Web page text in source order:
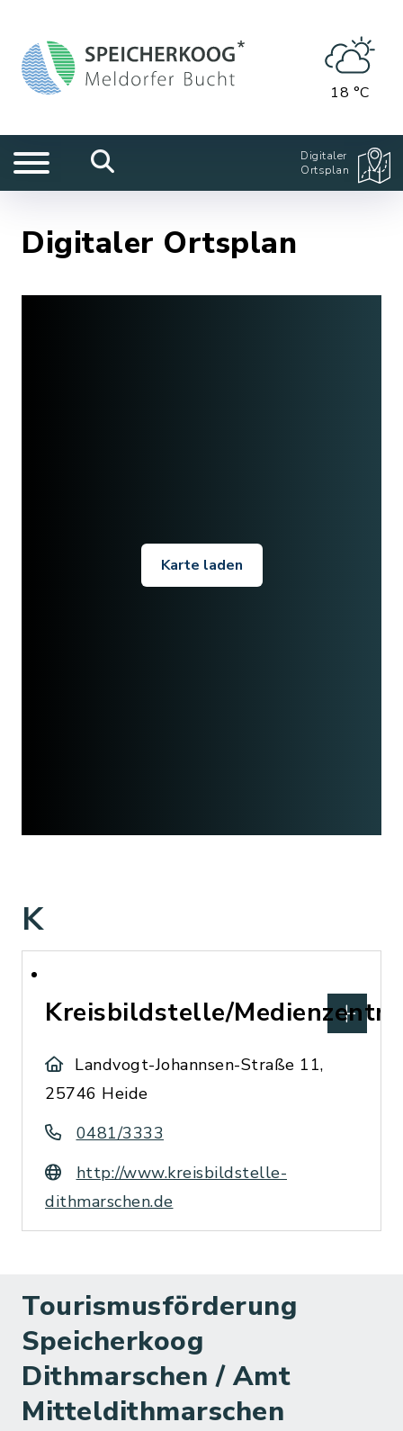
18 °C
Digitaler
Ortsplan
Digitaler Ortsplan
Karte laden
K
Kreisbildstelle/
Landvogt-Johannsen-Straße 11,
25746 Heide
0481/3333
http://www.kreisbildstelle-
dithmarschen.de
Tourismusförderung
Speicherkoog
Dithmarschen / Amt
Mitteldithmarschen